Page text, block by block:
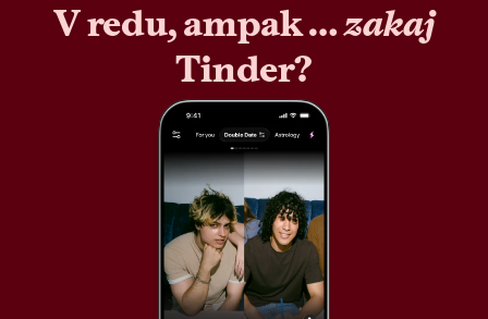
V redu, ampak …zakaj
Tinder?